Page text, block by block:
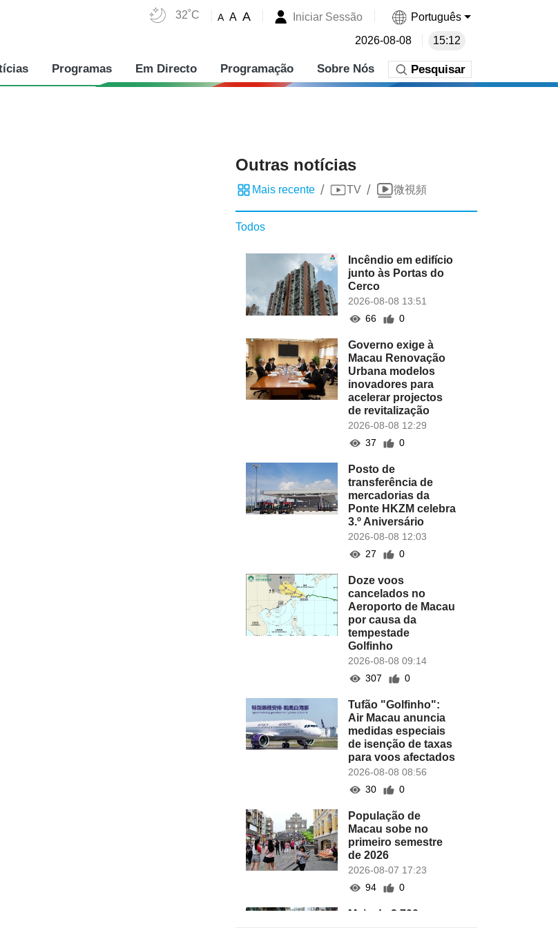
32˚C A A A Iniciar Sessão Português
2026-08-08 15:12
Programas Em Directo Programação Sobre Nós Pesquisar
Outras notícias
Mais recente / TV / 微視頻
Todos
Incêndio em edifício
junto às Portas do
Cerco
2026-08-08 13:51
66
0
Governo exige à
Macau Renovação
Urbana modelos
inovadores para
acelerar projectos
de revitalização
2026-08-08 12:29
37
0
Posto de
transferência de
mercadorias da
Ponte HKZM celebra
3.º Aniversário
2026-08-08 12:03
27
0
Doze voos
cancelados no
Aeroporto de Macau
por causa da
tempestade
Golfinho
2026-08-08 09:14
307
0
Tufão "Golfinho":
Air Macau anuncia
medidas especiais
de isenção de taxas
para voos afectados
2026-08-08 08:56
30
0
População de
Macau sobe no
primeiro semestre
de 2026
2026-08-07 17:23
94
0
Mais de 2.700 novas